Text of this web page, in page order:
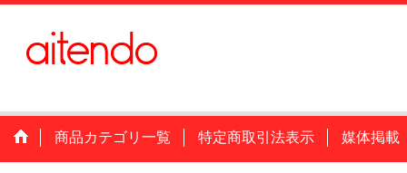
商品カテゴリ一覧 特定商取引法表示 媒体掲載